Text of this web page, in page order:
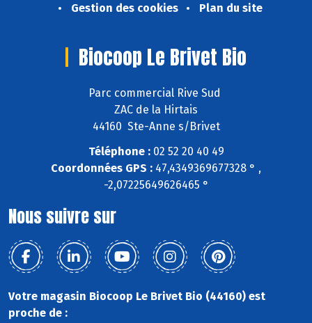
Gestion des cookies
Plan du site
Biocoop Le Brivet Bio
Parc commercial Rive Sud
ZAC de la Hirtais
44160 Ste-Anne s/Brivet
Téléphone :02 52 20 40 49
Coordonnées GPS : 47,4349369677328 ° ,
-2,07225649626465 °
Nous suivre sur
Votre magasin Biocoop Le Brivet Bio (44160) est
proche de :